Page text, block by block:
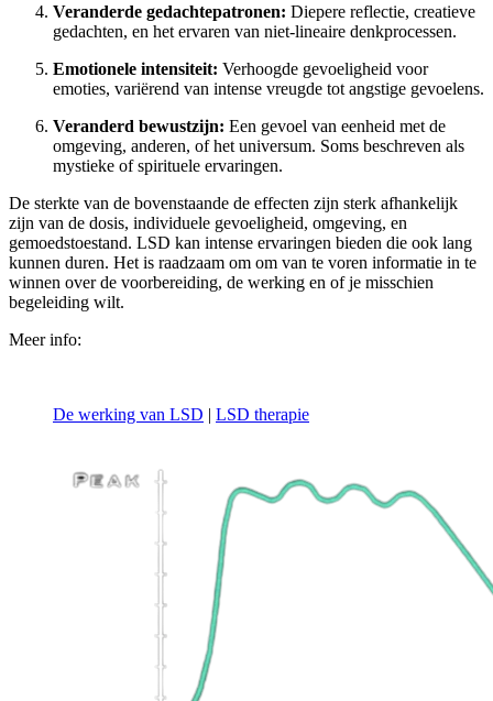
Veranderde gedachtepatronen: Diepere reflectie, creatieve
gedachten, en het ervaren van niet-lineaire denkprocessen.
Emotionele intensiteit: Verhoogde gevoeligheid voor
emoties, variërend van intense vreugde tot angstige gevoelens.
Veranderd bewustzijn: Een gevoel van eenheid met de
omgeving, anderen, of het universum. Soms beschreven als
mystieke of spirituele ervaringen.
De sterkte van de bovenstaande de effecten zijn sterk afhankelijk
zijn van de dosis, individuele gevoeligheid, omgeving, en
gemoedstoestand. LSD kan intense ervaringen bieden die ook lang
kunnen duren. Het is raadzaam om om van te voren informatie in te
winnen over de voorbereiding, de werking en of je misschien
begeleiding wilt.
Meer info:
De werking van LSD | LSD therapie